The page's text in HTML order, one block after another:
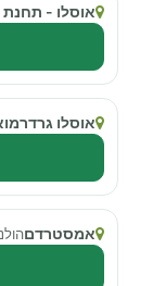
אוסלו -
אוסלו
אמסטרדם